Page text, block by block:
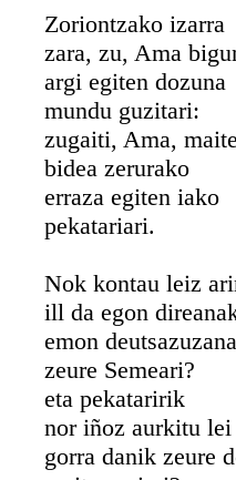
Zoriontzako izarra
zara, zu, Ama
argi egiten dozuna
mundu guzitari:
zugaiti, Ama,
bidea zerurako
erraza egiten iako
pekatariari.
Nok kontau leiz
ill da egon
emon
zeure Semeari?
eta pekataririk
nor iñoz aurkitu lei
gorra danik zeure